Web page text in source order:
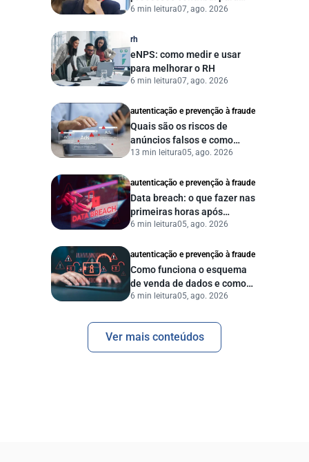
uma gestão pública mais
6 min leitura07, ago. 2026
rh
eNPS: como medir e usar
para melhorar o RH
6 min leitura07, ago. 2026
autenticação e prevenção à fraude
Quais são os riscos de
anúncios falsos e como
proteger seu negócio?
13 min leitura05, ago. 2026
autenticação e prevenção à fraude
Data breach: o que fazer nas
primeiras horas após
vazamento de dados?
6 min leitura05, ago. 2026
autenticação e prevenção à fraude
Como funciona o esquema
de venda de dados e como
proteger sua empresa?
6 min leitura05, ago. 2026
Ver mais conteúdos